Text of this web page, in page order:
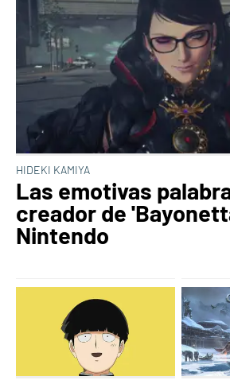
HIDEKI KAMIYA
Las emotivas
creador de
Nintendo